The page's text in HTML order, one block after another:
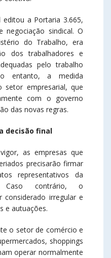
a Portaria 3.665,
negociação sindical. O
do Trabalho, era
dos trabalhadores e
pelo trabalho
entanto, a medida
empresarial, que
com o governo
das novas regras.
decisão final
as empresas que
precisarão firmar
representativos da
Caso contrário, o
considerado irregular e
e autuações.
o setor de comércio e
shoppings
operar normalmente